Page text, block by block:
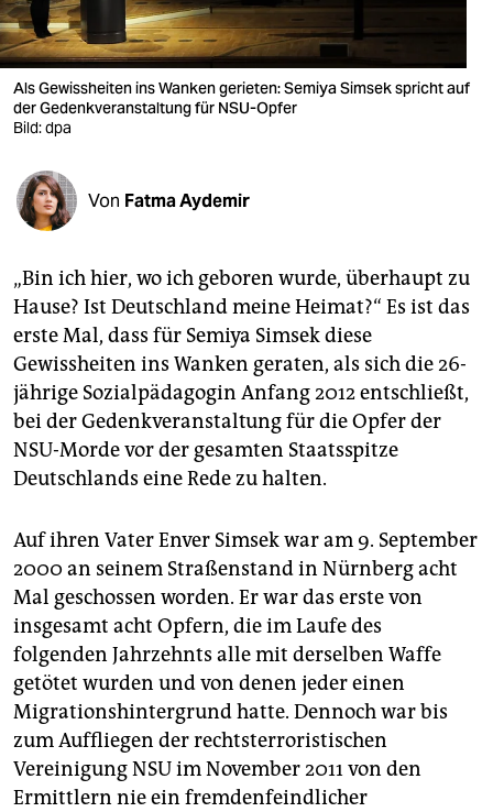
verlag
verlag
veranstaltungen
fragen & hilfe
abo
genossenschaft
epaper login
Als Gewissheiten ins Wanken gerieten: Semiya Simsek spricht auf
der Gedenkveranstaltung für NSU-Opfer
Bild: dpa
Von Fatma Aydemir
„Bin ich hier, wo ich geboren wurde, überhaupt zu
Hause? Ist Deutschland meine Heimat?“ Es ist das
erste Mal, dass für Semiya Simsek diese
Gewissheiten ins Wanken geraten, als sich die 26-
jährige Sozialpädagogin Anfang 2012 entschließt,
bei der Gedenkveranstaltung für die Opfer der
NSU-Morde vor der gesamten Staatsspitze
Deutschlands eine Rede zu halten.
Auf ihren Vater Enver Simsek war am 9. September
2000 an seinem Straßenstand in Nürnberg acht
Mal geschossen worden. Er war das erste von
insgesamt acht Opfern, die im Laufe des
folgenden Jahrzehnts alle mit derselben Waffe
getötet wurden und von denen jeder einen
Migrationshintergrund hatte. Dennoch war bis
zum Auffliegen der rechtsterroristischen
Vereinigung NSU im November 2011 von den
Ermittlern nie ein fremdenfeindlicher